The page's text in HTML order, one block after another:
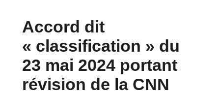
Accord dit
« classification » du
23 mai 2024 portant
révision de la CNN